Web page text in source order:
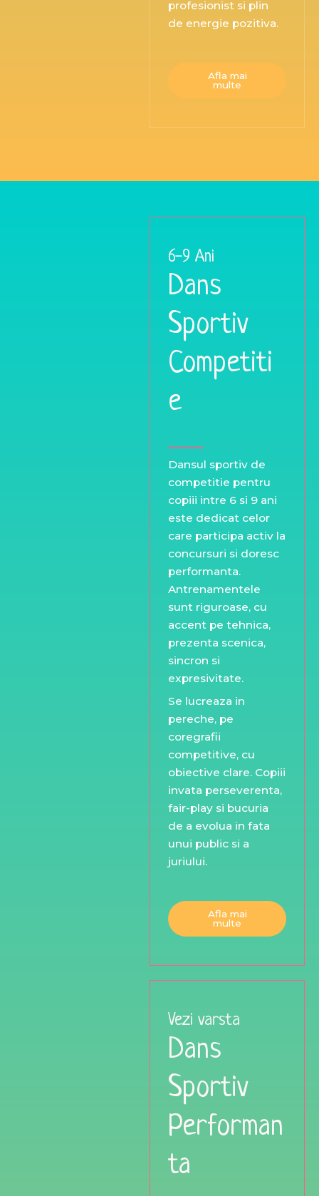
profesionist si plin
de energie pozitiva.
Afla mai
multe
6-9 Ani
Dans
Sportiv
Competiti
e
Dansul sportiv de
competitie pentru
copiii intre 6 si 9 ani
este dedicat celor
care participa activ la
concursuri si doresc
performanta.
Antrenamentele
sunt riguroase, cu
accent pe tehnica,
prezenta scenica,
sincron si
expresivitate.
Se lucreaza in
pereche, pe
coregrafii
competitive, cu
obiective clare. Copiii
invata perseverenta,
fair-play si bucuria
de a evolua in fata
unui public si a
juriului.
Afla mai
multe
Vezi varsta
Dans
Sportiv
Performan
ta